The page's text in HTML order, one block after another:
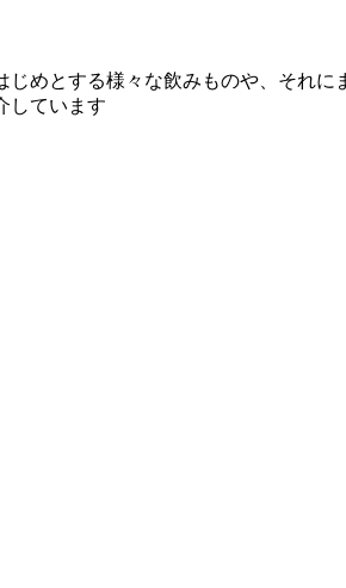
じめとする様々な飲みものや、それに
しています